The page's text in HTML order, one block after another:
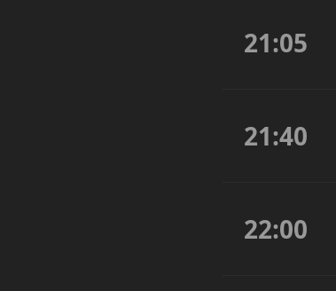
21:05
21:40
22:00